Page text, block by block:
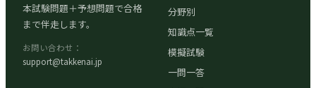
本試験問題＋予想問題で合格
まで伴走します。
お問い合わせ：
support@takkenai.jp
分野別
知識点一覧
模擬試験
一問一答